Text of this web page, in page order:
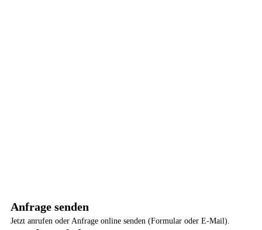
Anfrage senden
Jetzt anrufen oder Anfrage online senden (Formular oder E-Mail).